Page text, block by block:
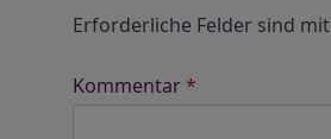
Erforderliche Felder sind mit
Kommentar*